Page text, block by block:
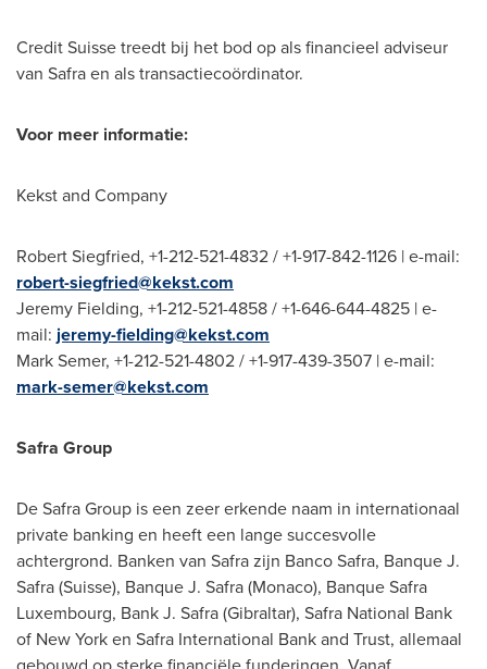
Credit Suisse treedt bij het bod op als financieel adviseur
van Safraen als transactiecoördinator.
Voor meer informatie:
Kekst and Company
Robert Siegfried, +1-212-521-4832 / +1-917-842-1126 | e-mail:
robert-siegfried@kekst.com
Jeremy Fielding, +1-212-521-4858 / +1-646-644-4825 | e-
mail: jeremy-fielding@kekst.com
Mark Semer, +1-212-521-4802 / +1-917-439-3507 | e-mail:
mark-semer@kekst.com
Safra Group
De Safra Group is een zeer erkende naam in internationaal
private banking en heeft een lange succesvolle
achtergrond. Banken van Safrazijn Banco Safra, Banque J.
Safra (Suisse), Banque J. Safra (Monaco), Banque Safra
Luxembourg, Bank J. Safra (Gibraltar), Safra National Bank
of New Yorken Safra International Bank and Trust, allemaal